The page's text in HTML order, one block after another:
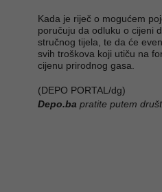
Kada je riječ o mogućem
poručuju da odluku o cijeni
stručnog tijela, te da će
svih troškova koji utiču na
cijenu prirodnog gasa.
(DEPO PORTAL/dg)
Depo.ba pratite putem